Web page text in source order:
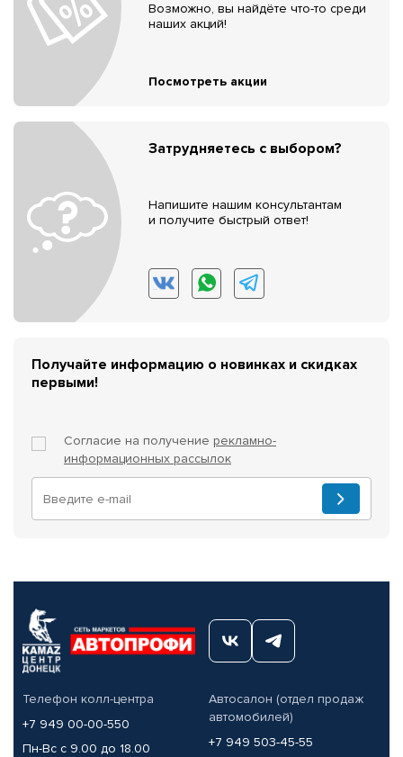
Возможно, вы найдёте что-то среди
наших акций!
Посмотреть акции
Затрудняетесь с выбором?
Напишите нашим консультантам
и получите быстрый ответ!
Получайте информацию о новинках и скидках
первыми!
Согласие на получение рекламно-
информационных рассылок
Телефон колл-центра
+7 949 00-00-550
Пн-Вс с 9.00 до 18.00
Автосалон (отдел продаж
автомобилей)
+7 949 503-45-55